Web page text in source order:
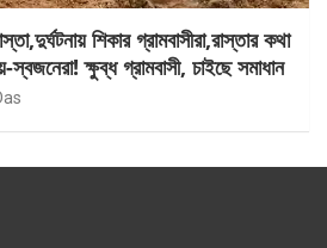
শিকার গ্রামবাসীরা,রাস্তার কথা
ক্ষুব্ধ গ্রামবাসী, চাইছে সমাধান